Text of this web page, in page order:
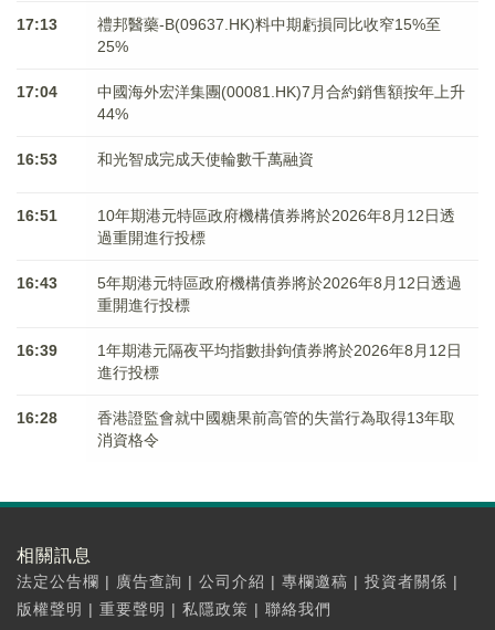
17:13
禮邦醫藥-B(09637.HK)料中期虧損同比收窄15%至
25%
17:04
中國海外宏洋集團(00081.HK)7月合約銷售額按年上升
44%
16:53 和光智成完成天使輪數千萬融資
16:51
10年期港元特區政府機構債券將於2026年8月12日透
過重開進行投標
16:43
5年期港元特區政府機構債券將於2026年8月12日透過
重開進行投標
16:39
1年期港元隔夜平均指數掛鉤債券將於2026年8月12日
進行投標
16:28
香港證監會就中國糖果前高管的失當行為取得13年取
消資格令
相關訊息
法定公告欄 | 廣告查詢 | 公司介紹 | 專欄邀稿 | 投資者關係 |
版權聲明 | 重要聲明 | 私隱政策 | 聯絡我們